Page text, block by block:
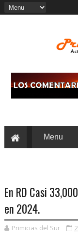
En RD Casi
en 2024.
Primicias del Sur